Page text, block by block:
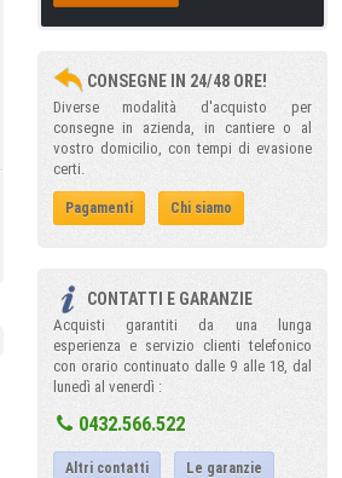
CONSEGNE IN 24/48 ORE!
Diverse modalità d'acquisto per
consegne in azienda, in cantiere o al
vostro domicilio, con tempi di evasione
certi.
Pagamenti Chi siamo
CONTATTI E GARANZIE
Acquisti garantiti da una lunga
esperienza e servizio clienti telefonico
con orario continuato dalle 9 alle 18, dal
lunedì al venerdì :
0432.566.522
Altri contatti Le garanzie